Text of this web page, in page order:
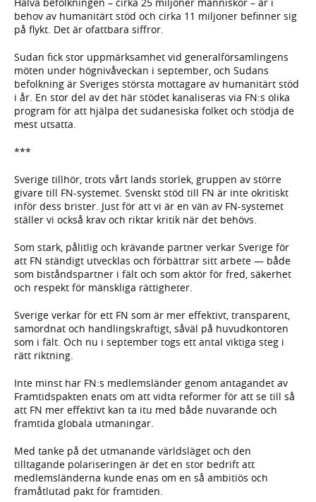
behov av humanitärt stöd och cirka 11 miljoner befinner sig
på flykt. Det är ofattbara siffror.
Sudan fick stor uppmärksamhet vid generalförsamlingens
möten under högnivåveckan i september, och Sudans
befolkning är Sveriges största mottagare av humanitärt stöd
i år. En stor del av det här stödet kanaliseras via FN:s olika
program för att hjälpa det sudanesiska folket och stödja de
mest utsatta.
***
Sverige tillhör, trots vårt lands storlek, gruppen av större
givare till FN-systemet. Svenskt stöd till FN är inte okritiskt
inför dess brister. Just för att vi är en vän av FN-systemet
ställer vi också krav och riktar kritik när det behövs.
Som stark, pålitlig och krävande partner verkar Sverige för
att FN ständigt utvecklas och förbättrar sitt arbete — både
som biståndspartner i fält och som aktör för fred, säkerhet
och respekt för mänskliga rättigheter.
Sverige verkar för ett FN som är mer effektivt, transparent,
samordnat och handlingskraftigt, såväl på huvudkontoren
som i fält. Och nu i september togs ett antal viktiga steg i
rätt riktning.
Inte minst har FN:s medlemsländer genom antagandet av
Framtidspakten enats om att vidta reformer för att se till så
att FN mer effektivt kan ta itu med både nuvarande och
framtida globala utmaningar.
Med tanke på det utmanande världsläget och den
tilltagande polariseringen är det en stor bedrift att
medlemsländerna kunde enas om en så ambitiös och
framåtlutad pakt för framtiden.